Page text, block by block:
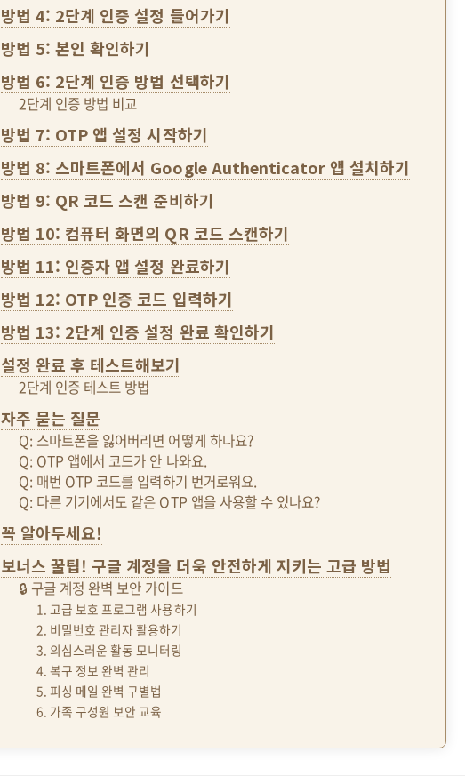
방법 4: 2단계 인증 설정 들어가기
방법 5: 본인 확인하기
방법 6: 2단계 인증 방법 선택하기
2단계 인증 방법 비교
방법 7: OTP 앱 설정 시작하기
방법 8: 스마트폰에서 Google Authenticator 앱 설치하기
방법 9: QR 코드 스캔 준비하기
방법 10: 컴퓨터 화면의 QR 코드 스캔하기
방법 11: 인증자 앱 설정 완료하기
방법 12: OTP 인증 코드 입력하기
방법 13: 2단계 인증 설정 완료 확인하기
설정 완료 후 테스트해보기
2단계 인증 테스트 방법
자주 묻는 질문
Q: 스마트폰을 잃어버리면 어떻게 하나요?
Q: OTP 앱에서 코드가 안 나와요.
Q: 매번 OTP 코드를 입력하기 번거로워요.
Q: 다른 기기에서도 같은 OTP 앱을 사용할 수 있나요?
꼭 알아두세요!
보너스 꿀팁! 구글 계정을 더욱 안전하게 지키는 고급 방법
🔒 구글 계정 완벽 보안 가이드
1. 고급 보호 프로그램 사용하기
2. 비밀번호 관리자 활용하기
3. 의심스러운 활동 모니터링
4. 복구 정보 완벽 관리
5. 피싱 메일 완벽 구별법
6. 가족 구성원 보안 교육